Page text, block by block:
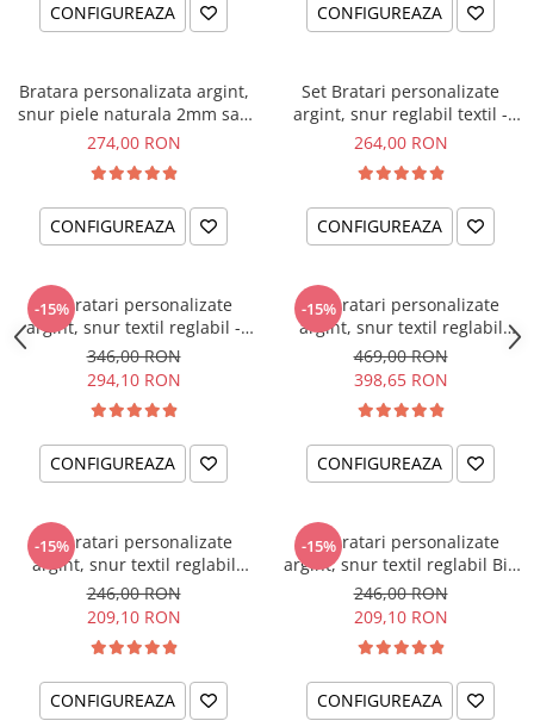
CONFIGUREAZA CONFIGUREAZA
Bratara personalizata argint,
snur piele naturala 2mm sau
textil Best Dad...
274,00 RON
CONFIGUREAZA
Set Bratari personalizate
argint, snur reglabil textil -
Sisters Love
264,00 RON
CONFIGUREAZA
-15%
Set bratari personalizate
argint, snur textil reglabil -
Love
346,00 RON
294,10 RON
CONFIGUREAZA
-15%
Set bratari personalizate
argint, snur textil reglabil
Familie
469,00 RON
398,65 RON
CONFIGUREAZA
-15%
Set bratari personalizate
argint, snur textil reglabil
Lovers
246,00 RON
209,10 RON
CONFIGUREAZA
-15%
Set bratari personalizate
argint, snur textil reglabil Big
Bro'-Lil' Sis
246,00 RON
209,10 RON
CONFIGUREAZA